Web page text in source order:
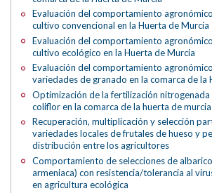
Evaluación del comportamiento
cultivo convencional en la Huerta de Murcia
Evaluación del comportamiento
cultivo ecológico en la Huerta de Murcia
Evaluación del comportamiento
variedades de granado en la comarca de la
Optimización de la fertilización nitrogenada
coliflor en la comarca de la huerta de murcia
Recuperación, multiplicación y selección
variedades locales de frutales de hueso y
distribución entre los agricultores
Comportamiento de selecciones de
armeniaca) con resistencia/tolerancia al
en agricultura ecológica